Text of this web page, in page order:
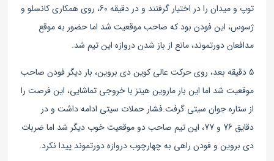
توپ و میدان را در اختیار گرفتند و در دقیقه 60، روی همکاری کانسلو و
ژسوس، این فودن بود که صاحب موقعیت شد اما حضور به موقع
مدافعان دورتموند، مانع از باز شدن دروازه این تیم شد.
5 دقیقه بعد، روی حرکت عالی کوین دی بروین، بار دیگر فودن صاحب
موقعیت شد اما این بار ماروین هیتز با خروجی تماشایی، این فرصت را
از ستاره جوان سیتی گرفت.فشار حملات سیتی ادامه داشت و در
دقایق 76 و 77، این تیم صاحب دو موقعیت خوب دیگر شد اما ضربات
دی بروین و فودن راهی به چهارچوب دروازه دورتموند پیدا نکرد.